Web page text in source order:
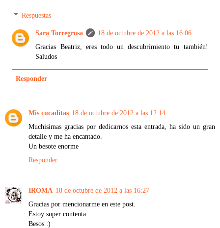
Respuestas
Sara Torregrosa
18 de octubre de 2012 a las 16:06
Gracias Beatriz, eres todo un descubrimiento tu también!
Saludos
Responder
Mis cucaditas 18 de octubre de 2012 a las 12:14
Muchisimas gracias por dedicarnos esta entrada, ha sido un gran
detalle y me ha encantado.
Un besote enorme
Responder
IROMA 18 de octubre de 2012 a las 16:27
Gracias por mencionarme en este post.
Estoy super contenta.
Besos :)